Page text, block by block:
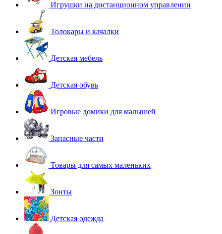
Игрушки на дистанционном управлении
Толокары и качалки
Детская мебель
Детская обувь
Игровые домики для малышей
Запасные части
Товары для самых маленьких
Зонты
Детская одежда